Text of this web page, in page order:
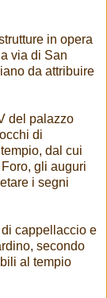
in opera
via di San
da attribuire
del palazzo
di
dal cui
gli auguri
i segni
di cappellaccio e
secondo
al tempio